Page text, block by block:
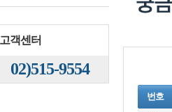
고객센터
02)515-9554
번호